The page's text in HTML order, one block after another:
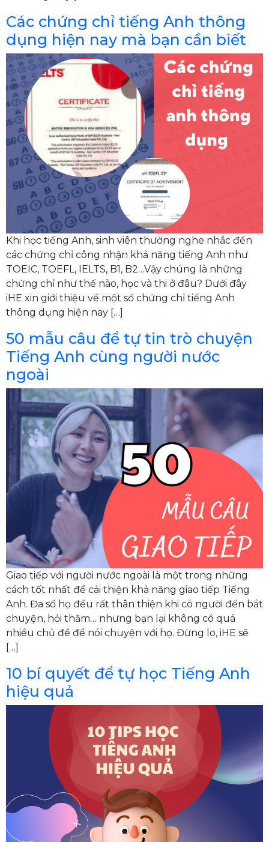
Các chứng chỉ tiếng Anh thông
dụng hiện nay mà bạn cần biết
Khi học tiếng Anh, sinh viên thường nghe nhắc đến
các chứng chỉ công nhận khả năng tiếng Anh như
TOEIC, TOEFL, IELTS, B1, B2…Vậy chúng là những
chứng chỉ như thế nào, học và thi ở đâu? Dưới đây
iHE xin giới thiệu về một số chứng chỉ tiếng Anh
thông dụng hiện nay […]
50 mẫu câu để tự tin trò chuyện
Tiếng Anh cùng người nước
ngoài
Giao tiếp với người nước ngoài là một trong những
cách tốt nhất để cải thiện khả năng giao tiếp Tiếng
Anh. Đa số họ đều rất thân thiện khi có người đến bắt
chuyện, hỏi thăm… nhưng bạn lại không có quá
nhiều chủ đề để nói chuyện với họ. Đừng lo, iHE sẽ
[…]
10 bí quyết để tự học Tiếng Anh
hiệu quả